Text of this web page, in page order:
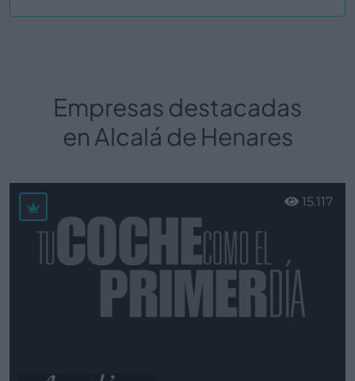
Empresas destacadas
en Alcalá de Henares
15.117